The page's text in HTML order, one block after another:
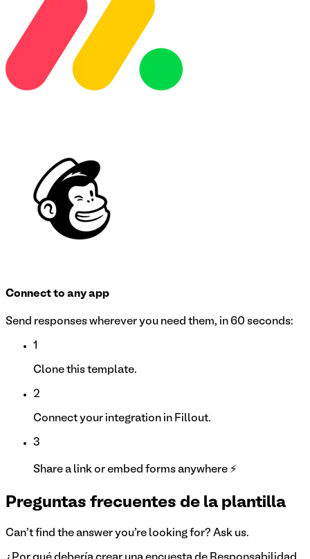
Connect to any app
Send responses wherever you need them, in 60 seconds:
1
Clone this template.
2
Connect your integration in Fillout.
3
Share a link or embed forms anywhere ⚡
Preguntas frecuentes de la plantilla
Can't find the answer you're looking for? Ask us.